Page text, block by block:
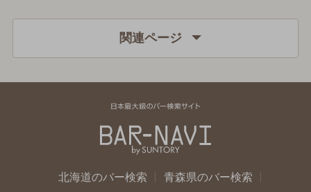
関連ページ
北海道のバー検索
青森県のバー検索